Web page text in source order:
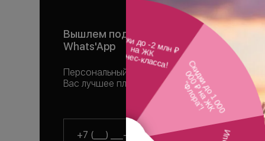
Вышлем подборку квартир в
Whats'App
Персональный менеджер подберет для
Вас лучшее планировочное решение